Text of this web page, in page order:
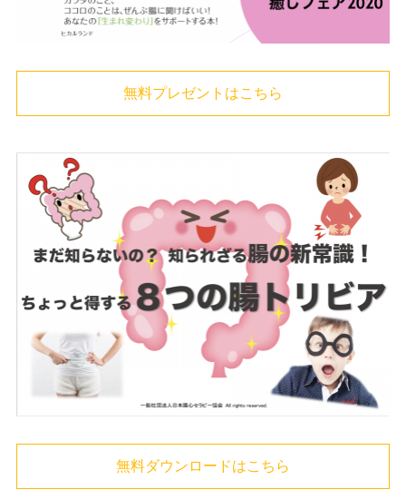
無料プレゼントはこちら
無料ダウンロードはこちら